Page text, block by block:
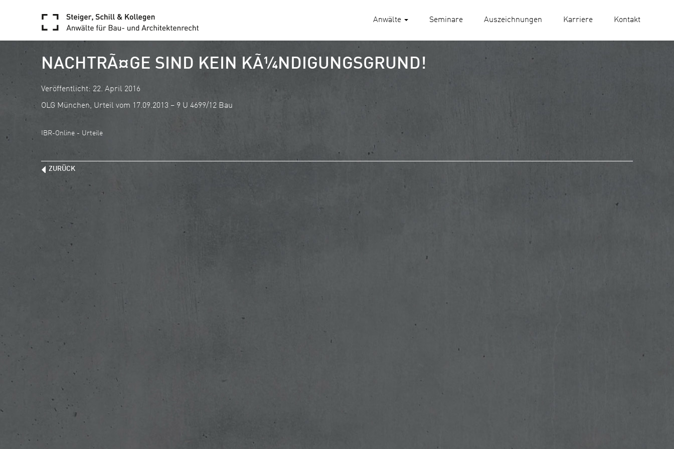
Anwälte Seminare Auszeichnungen Karriere Kontakt
NACHTRÃ¤GE SIND KEIN KÃ¼NDIGUNGSGRUND!
Veröffentlicht: 22. April 2016
OLG München, Urteil vom 17.09.2013 – 9 U 4699/12 Bau
IBR-Online - Urteile
ZURÜCK